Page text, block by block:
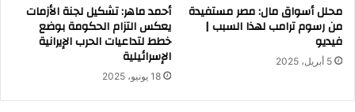
محلل أسواق مال: مصر مستفيدة
من رسوم ترامب لهذا السبب |
فيديو
5 أبريل، 2025
أحمد ماهر: تشكيل لجنة الأزمات
يعكس التزام الحكومة بوضع
خطط لتداعيات الحرب الإيرانية
الإسرائيلية
18 يونيو، 2025